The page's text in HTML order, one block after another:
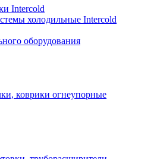
Intercold
холодильные Intercold
оборудования
коврики огнеупорные